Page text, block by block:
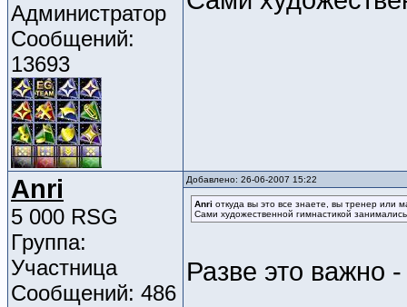
Администратор
Сообщений:
13693
Anri
5 000 RSG
Группа:
Участница
Сообщений: 486
Добавлено: 26-06-2007 15:22
Anri откуда вы это все знаете, вы тренер или
Сами художественной гимнастикой
Разве это важно -